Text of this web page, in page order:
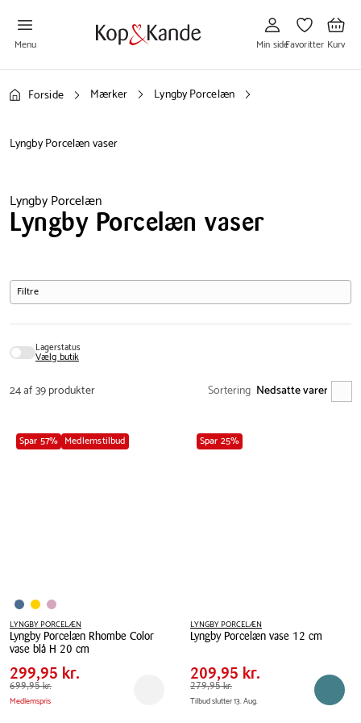
Menu
til
Min
side
Min side
til
Favoritter
Favoritter
til
Kurv
Kurv
Forside Mærker Lyngby Porcelæn
Lyngby Porcelæn vaser
Lyngby Porcelæn
Lyngby Porcelæn vaser
Filtre
Lagerstatus
Vælg butik
24 af 39 produkter Sortering
Spar 57% Medlemstilbud
LYNGBY PORCELÆN
Lyngby Porcelæn Rhombe Color
vase blå H 20 cm
Lyngby
Porcelæn
Rhombe
Pris
tabel
Pris
299,95 kr.
Spar
400,00 kr.
Førpris
299,95 kr.
699,95 kr.
Medlemspris Reservér i butik
Spar 25%
LYNGBY PORCELÆN
Lyngby Porcelæn vase 12 cm
Porcelæn
vase
Pris
Pris
209,95 kr.
Spar
70,00 kr.
Førpris
209,95 kr.
279,95 kr.
Tilbud slutter 13. Aug.